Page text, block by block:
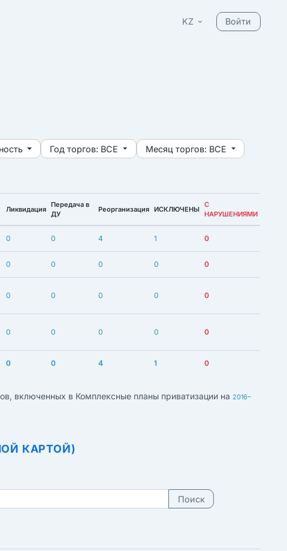
KZ Войти
Год торгов: ВСЕ Месяц торгов: ВСЕ
Ликвидация
Передача в
ДУ
Реорганизация ИСКЛЮЧЕНЫ
С
НАРУШЕНИЯМИ
0 0 4 1 0
0 0 0 0 0
0 0 0 0 0
0 0 0 0 0
0 0 4 1 0
включенных в Комплексные планы приватизации на 2016–
КАРТОЙ)
Поиск